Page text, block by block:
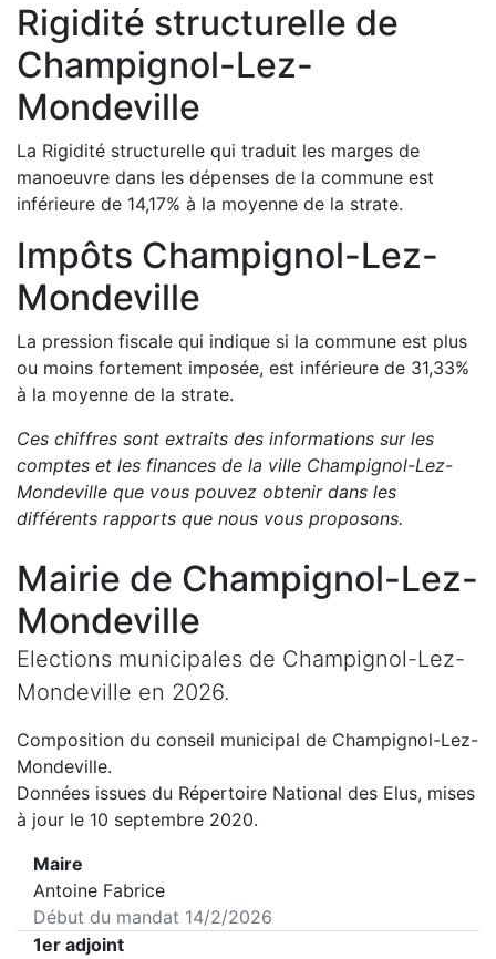
Rigidité structurelle de
Champignol-Lez-
Mondeville
La Rigidité structurelle qui traduit les marges de
manoeuvre dans les dépenses de la commune est
inférieure de 14,17% à la moyenne de la strate.
Impôts Champignol-Lez-
Mondeville
La pression fiscale qui indique si la commune est plus
ou moins fortement imposée, est inférieure de 31,33%
à la moyenne de la strate.
Ces chiffres sont extraits des informations sur les
comptes et les finances de la ville Champignol-Lez-
Mondeville que vous pouvez obtenir dans les
différents rapports que nous vous proposons.
Mairie de Champignol-Lez-
Mondeville
Elections municipales de Champignol-Lez-
Mondeville en 2026.
Composition du conseil municipal de Champignol-Lez-
Mondeville.
Données issues du Répertoire National des Elus, mises
à jour le 10 septembre 2020.
Maire
Antoine Fabrice
Début du mandat 14/2/2026
1er adjoint